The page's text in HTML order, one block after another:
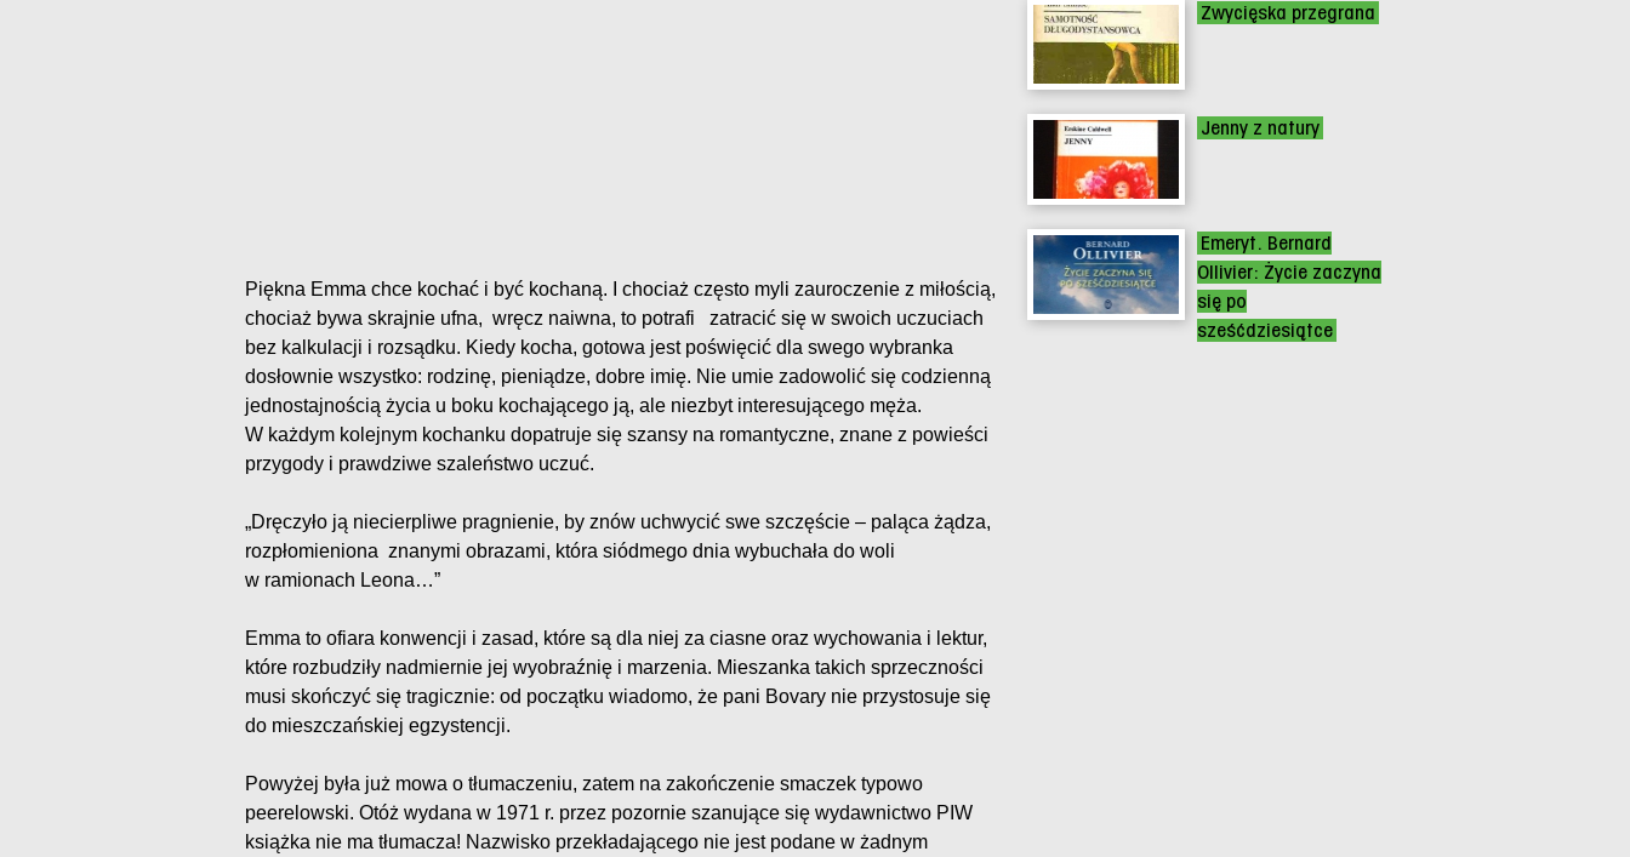
Piękna Emma chce kochać i być kochaną. I chociaż często myli zauroczenie z miłością,
chociaż bywa skrajnie ufna, wręcz naiwna, to potrafi zatracić się w swoich uczuciach
bez kalkulacji i rozsądku. Kiedy kocha, gotowa jest poświęcić dla swego wybranka
dosłownie wszystko: rodzinę, pieniądze, dobre imię. Nie umie zadowolić się codzienną
jednostajnością życia u boku kochającego ją, ale niezbyt interesującego męża.
W każdym kolejnym kochanku dopatruje się szansy na romantyczne, znane z powieści
przygody i prawdziwe szaleństwo uczuć.
„Dręczyło ją niecierpliwe pragnienie, by znów uchwycić swe szczęście – paląca żądza,
rozpłomieniona znanymi obrazami, która siódmego dnia wybuchała do woli
w ramionach Leona…”
Emma to ofiara konwencji i zasad, które są dla niej za ciasne oraz wychowania i lektur,
które rozbudziły nadmiernie jej wyobraźnię i marzenia. Mieszanka takich sprzeczności
musi skończyć się tragicznie: od początku wiadomo, że pani Bovary nie przystosuje się
do mieszczańskiej egzystencji.
Powyżej była już mowa o tłumaczeniu, zatem na zakończenie smaczek typowo
peerelowski. Otóż wydana w 1971 r. przez pozornie szanujące się wydawnictwo PIW
książka nie ma tłumacza! Nazwisko przekładającego nie jest podane w żadnym
Zwycięska przegrana
Jenny z natury
Emeryt. Bernard
Ollivier: Życie zaczyna
się po
sześćdziesiątce